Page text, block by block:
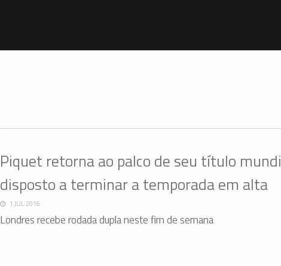
Piquet retorna ao palco de seu título
disposto a terminar a temporada em alta
1 JUL 2016
Londres recebe rodada dupla neste fim de semana